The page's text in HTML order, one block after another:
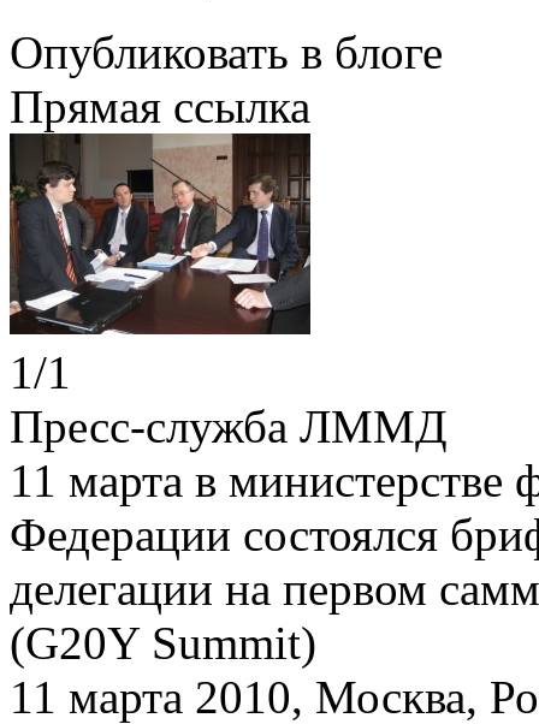
Опубликовать в блоге
Прямая ссылка
1/1
Пресс-служба ЛММД
11 марта в министерстве
Федерации состоялся
делегации на первом
(G20Y Summit)
11 марта 2010, Москва,